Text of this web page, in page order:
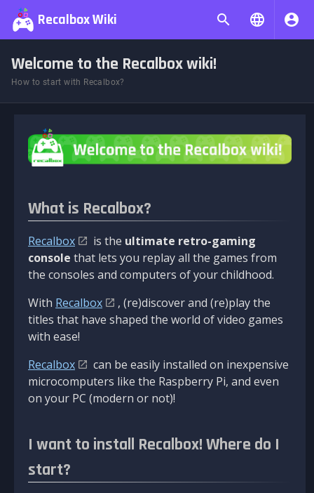
Recalbox Wiki
Welcome to the Recalbox wiki!
How to start with Recalbox?
What is Recalbox?
Recalbox is the ultimate retro-gaming
console that lets you replay all the games from
the consoles and computers of your childhood.
With Recalbox
, (re)discover and (re)play the
titles that have shaped the world of video games
with ease!
Recalbox
can be easily installed on inexpensive
microcomputers like the Raspberry Pi, and even
on your PC (modern or not)!
I want to install Recalbox! Where do I
start?